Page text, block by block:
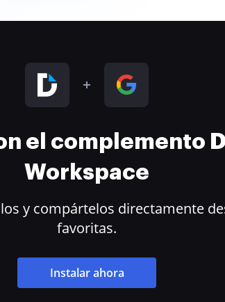
el complemento
Workspace
y compártelos directamente
favoritas.
Instalar ahora